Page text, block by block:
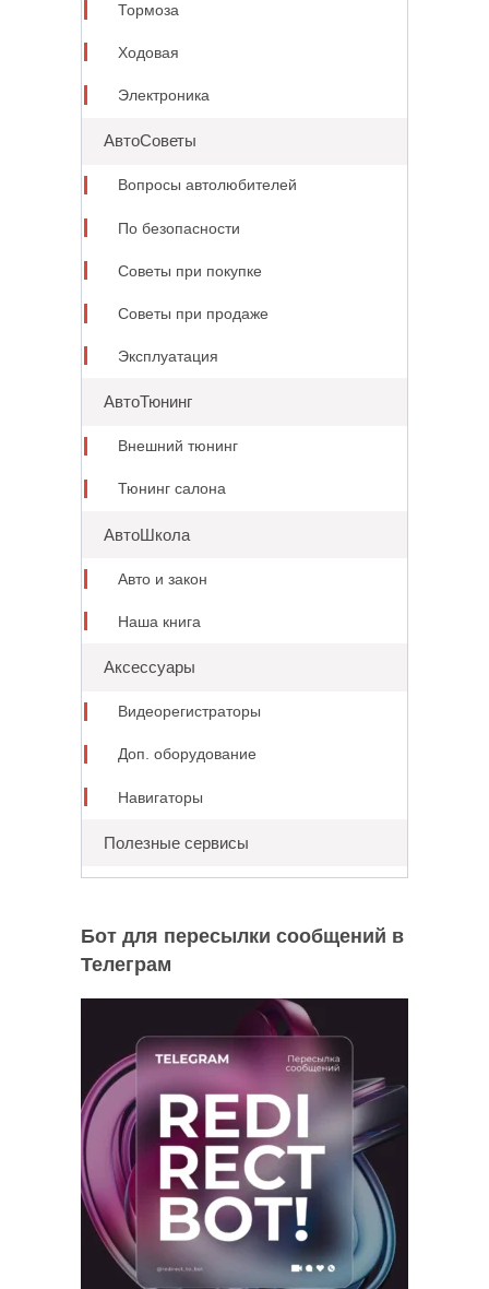
Тормоза
Ходовая
Электроника
АвтоСоветы
Вопросы автолюбителей
По безопасности
Советы при покупке
Советы при продаже
Эксплуатация
АвтоТюнинг
Внешний тюнинг
Тюнинг салона
АвтоШкола
Авто и закон
Наша книга
Аксессуары
Видеорегистраторы
Доп. оборудование
Навигаторы
Полезные сервисы
Бот для пересылки сообщений в
Телеграм